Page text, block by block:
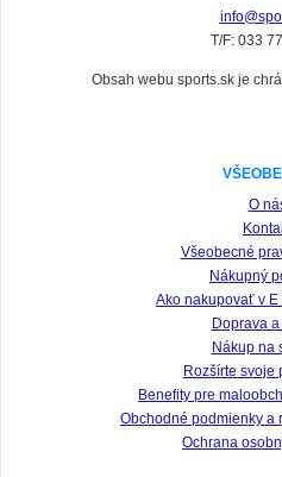
T/F: 033
Obsah webu sports.sk je
O
Všeobecné
Nákupný
Ako nakupovať v E
Doprava
Nákup na
Rozšírte svoje
Benefity pre
Obchodné podmienky a
Ochrana